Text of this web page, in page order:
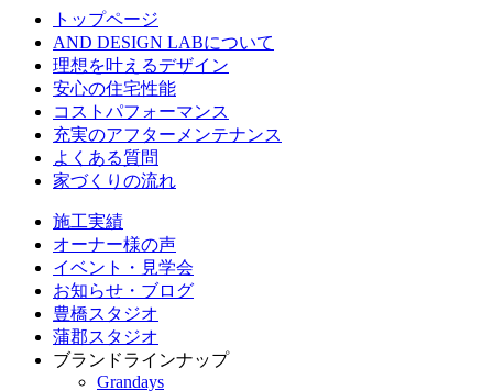
トップページ
AND DESIGN LABについて
理想を叶えるデザイン
安心の住宅性能
コストパフォーマンス
充実のアフターメンテナンス
よくある質問
家づくりの流れ
施工実績
オーナー様の声
イベント・見学会
お知らせ・ブログ
豊橋スタジオ
蒲郡スタジオ
ブランドラインナップ
Grandays